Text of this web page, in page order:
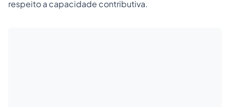
respeito a capacidade contributiva.